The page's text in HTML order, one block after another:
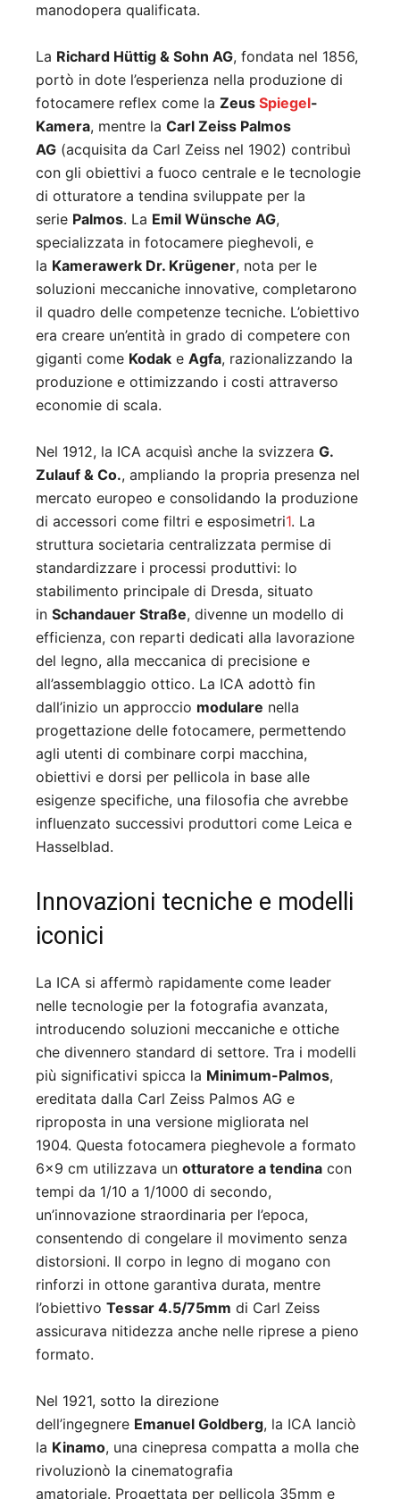
manodopera qualificata.
La Richard Hüttig & Sohn AG, fondata nel 1856,
portò in dote l’esperienza nella produzione di
fotocamere reflex come la Zeus Spiegel-
Kamera, mentre la Carl Zeiss Palmos
AG (acquisita da Carl Zeiss nel 1902) contribuì
con gli obiettivi a fuoco centrale e le tecnologie
di otturatore a tendina sviluppate per la
serie Palmos. La Emil Wünsche AG,
specializzata in fotocamere pieghevoli, e
la Kamerawerk Dr. Krügener, nota per le
soluzioni meccaniche innovative, completarono
il quadro delle competenze tecniche. L’obiettivo
era creare un’entità in grado di competere con
giganti come Kodak e Agfa, razionalizzando la
produzione e ottimizzando i costi attraverso
economie di scala.
Nel 1912, la ICA acquisì anche la svizzera G.
Zulauf & Co., ampliando la propria presenza nel
mercato europeo e consolidando la produzione
di accessori come filtri e esposimetri1. La
struttura societaria centralizzata permise di
standardizzare i processi produttivi: lo
stabilimento principale di Dresda, situato
in Schandauer Straße, divenne un modello di
efficienza, con reparti dedicati alla lavorazione
del legno, alla meccanica di precisione e
all’assemblaggio ottico. La ICA adottò fin
dall’inizio un approccio modulare nella
progettazione delle fotocamere, permettendo
agli utenti di combinare corpi macchina,
obiettivi e dorsi per pellicola in base alle
esigenze specifiche, una filosofia che avrebbe
influenzato successivi produttori come Leica e
Hasselblad.
Innovazioni tecniche e modelli
iconici
La ICA si affermò rapidamente come leader
nelle tecnologie per la fotografia avanzata,
introducendo soluzioni meccaniche e ottiche
che divennero standard di settore. Tra i modelli
più significativi spicca la Minimum-Palmos,
ereditata dalla Carl Zeiss Palmos AG e
riproposta in una versione migliorata nel
1904. Questa fotocamera pieghevole a formato
6×9 cm utilizzava un otturatore a tendina con
tempi da 1/10 a 1/1000 di secondo,
un’innovazione straordinaria per l’epoca,
consentendo di congelare il movimento senza
distorsioni. Il corpo in legno di mogano con
rinforzi in ottone garantiva durata, mentre
l’obiettivo Tessar 4.5/75mm di Carl Zeiss
assicurava nitidezza anche nelle riprese a pieno
formato.
Nel 1921, sotto la direzione
dell’ingegnere Emanuel Goldberg, la ICA lanciò
la Kinamo, una cinepresa compatta a molla che
rivoluzionò la cinematografia
amatoriale. Progettata per pellicola 35mm e